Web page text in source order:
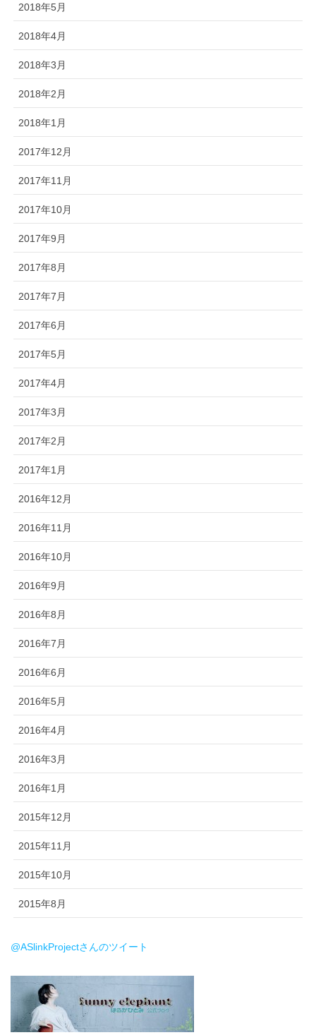
2018年5月
2018年4月
2018年3月
2018年2月
2018年1月
2017年12月
2017年11月
2017年10月
2017年9月
2017年8月
2017年7月
2017年6月
2017年5月
2017年4月
2017年3月
2017年2月
2017年1月
2016年12月
2016年11月
2016年10月
2016年9月
2016年8月
2016年7月
2016年6月
2016年5月
2016年4月
2016年3月
2016年1月
2015年12月
2015年11月
2015年10月
2015年8月
@ASlinkProjectさんのツイート